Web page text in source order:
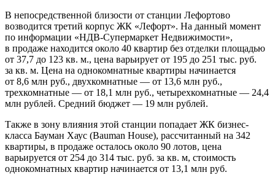
В непосредственной близости от станции Лефортово
возводится третий корпус ЖК «Лефорт». На данный момент
по информации «НДВ-Супермаркет Недвижимости»,
в продаже находится около 40 квартир без отделки площадью
от 37,7 до 123 кв. м., цена варьирует от 195 до 251 тыс. руб.
за кв. м. Цена на однокомнатные квартиры начинается
от 8,6 млн руб., двухкомнатные — от 13,6 млн руб.,
трехкомнатные — от 18,1 млн руб., четырехкомнатные — 24,4
млн рублей. Средний бюджет — 19 млн рублей.
Также в зону влияния этой станции попадает ЖК бизнес-
класса Бауман Хаус (Bauman House), рассчитанный на 342
квартиры, в продаже осталось около 90 лотов, цена
варьируется от 254 до 314 тыс. руб. за кв. м, стоимость
однокомнатных квартир начинается от 13,1 млн руб.